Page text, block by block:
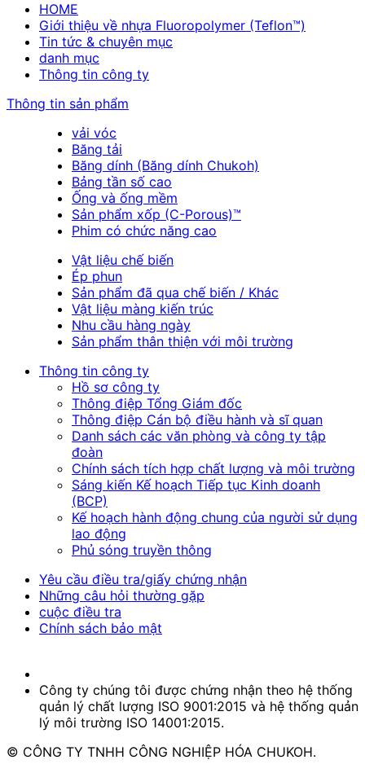
HOME
Giới thiệu về nhựa Fluoropolymer (Teflon™)
Tin tức & chuyên mục
danh mục
Thông tin công ty
Thông tin sản phẩm
vải vóc
Băng tải
Băng dính (Băng dính Chukoh)
Bảng tần số cao
Ống và ống mềm
Sản phẩm xốp (C-Porous)™
Phim có chức năng cao
Vật liệu chế biến
Ép phun
Sản phẩm đã qua chế biến / Khác
Vật liệu màng kiến trúc
Nhu cầu hàng ngày
Sản phẩm thân thiện với môi trường
Thông tin công ty
Hồ sơ công ty
Thông điệp Tổng Giám đốc
Thông điệp Cán bộ điều hành và sĩ quan
Danh sách các văn phòng và công ty tập
đoàn
Chính sách tích hợp chất lượng và môi trường
Sáng kiến Kế hoạch Tiếp tục Kinh doanh
(BCP)
Kế hoạch hành động chung của người sử dụng
lao động
Phủ sóng truyền thông
Yêu cầu điều tra/giấy chứng nhận
Những câu hỏi thường gặp
cuộc điều tra
Chính sách bảo mật
Công ty chúng tôi được chứng nhận theo hệ thống
quản lý chất lượng ISO 9001:2015 và hệ thống quản
lý môi trường ISO 14001:2015.
© CÔNG TY TNHH CÔNG NGHIỆP HÓA CHUKOH.